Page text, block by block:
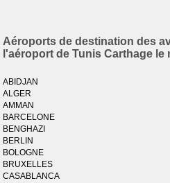
Aéroports de destination des
l'aéroport de Tunis Carthage le
ABIDJAN
ALGER
AMMAN
BARCELONE
BENGHAZI
BERLIN
BOLOGNE
BRUXELLES
CASABLANCA